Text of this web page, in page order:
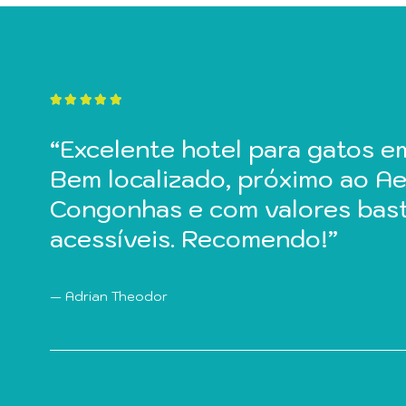
“Deixei minha gatinha por
voltou super bem cuidada.
recebia vídeos dela. Preço
“Excelente hotel para gatos
Bem localizado, próximo ao
Congonhas e com valores
acessíveis. Recomendo!”
Adrian Theodor
“Ótimo local para deixar os
e carinho da proprietária.
Maria da Graça Moretti